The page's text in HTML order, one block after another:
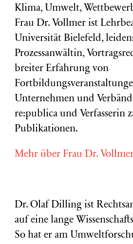
Klima, Umwelt,
Frau Dr. Vollmer ist
Universität Bielefeld,
Prozessanwältin,
breiter Erfahrung von
Unternehmen und
re:publica und Verfasserin
Publikationen.
Mehr über Frau Dr.
Dr. Olaf Dilling ist
auf eine lange
So hat er am